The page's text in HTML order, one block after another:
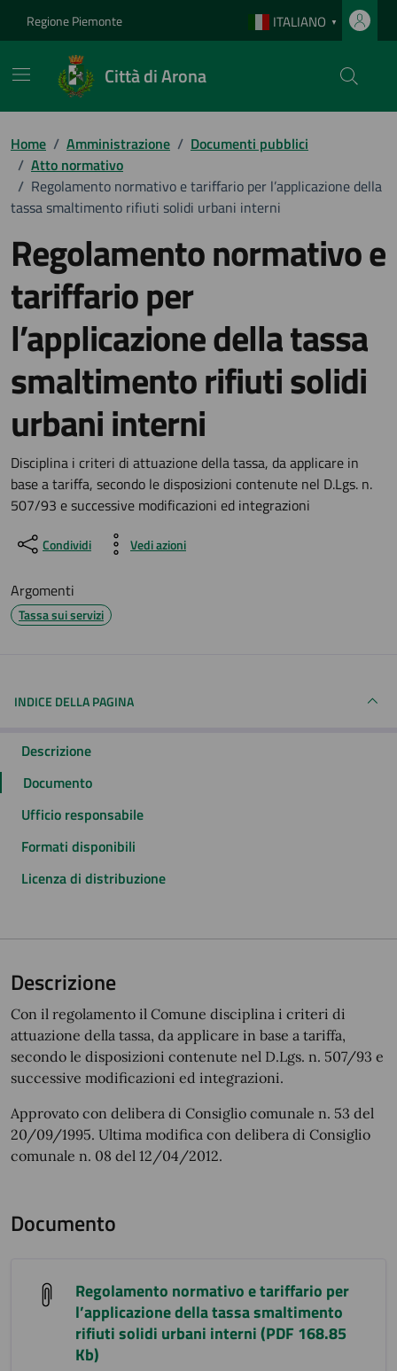
Regione Piemonte ITALIANO ▼
Città di Arona
Home / Amministrazione / Documenti pubblici
/ Atto normativo
/ Regolamento normativo e tariffario per l’applicazione della
tassa smaltimento rifiuti solidi urbani interni
Regolamento normativo e
tariffario per
l’applicazione della tassa
smaltimento rifiuti solidi
urbani interni
Dettagli del documento
Disciplina i criteri di attuazione della tassa, da applicare in
base a tariffa, secondo le disposizioni contenute nel D.Lgs. n.
507/93 e successive modificazioni ed integrazioni
Condividi Vedi azioni
Argomenti
Tassa sui servizi
INDICE DELLA PAGINA
Descrizione
Documento
Ufficio responsabile
Formati disponibili
Licenza di distribuzione
Descrizione
Con il regolamento il Comune disciplina i criteri di
attuazione della tassa, da applicare in base a tariffa,
secondo le disposizioni contenute nel D.Lgs. n. 507/93 e
successive modificazioni ed integrazioni.
Approvato con delibera di Consiglio comunale n. 53 del
20/09/1995. Ultima modifica con delibera di Consiglio
comunale n. 08 del 12/04/2012.
Documento
Regolamento normativo e tariffario per
l’applicazione della tassa smaltimento
rifiuti solidi urbani interni (PDF 168.85
Kb)